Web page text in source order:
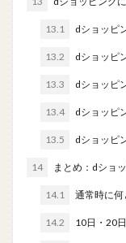
13.1 dショッピ
13.2 dショッピ
13.3 dショッピ
13.4 dショッピ
13.5 dショッピ
14 まとめ：dショ
14.1 通常時に
14.2 10日・20